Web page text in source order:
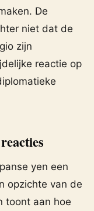
De
niet dat de
zijn
reactie op
yen een
opzichte van de
toont aan hoe